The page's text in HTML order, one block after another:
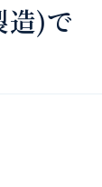
造)で